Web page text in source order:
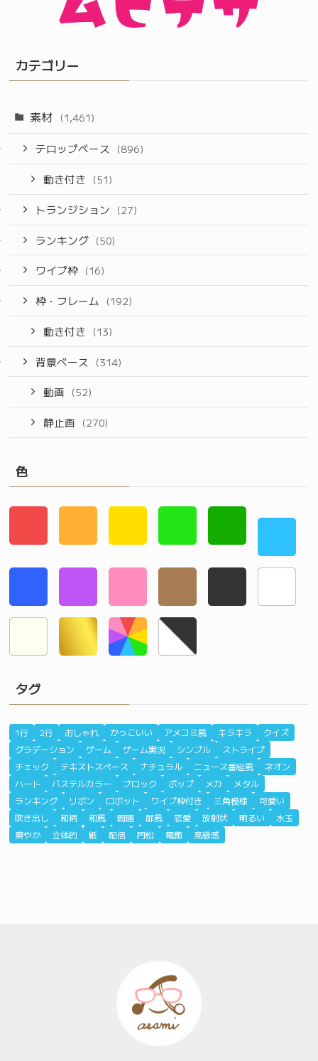
カテゴリー
素材 (1,461)
テロップベース (896)
動き付き (51)
トランジション (27)
ランキング (50)
ワイプ枠 (16)
枠・フレーム (192)
動き付き (13)
背景ベース (314)
動画 (52)
静止画 (270)
色
タグ
1行 2行 おしゃれ かっこいい アメコミ風 キラキラ
クイズ
グラデーション
ゲーム ゲーム実況 シンプル
ストライプ
チェック
テキストスペース ナチュラル ニュース番組風
ネオン
ハート
パステルカラー ブロック ポップ メカ
メタル
ランキング
リボン ロボット ワイプ枠付き 三角模様
可愛い
吹き出し
和柄 和風 問題 屏風 恋愛 放射状 明るい
水玉
爽やか
立体的 紙 配信 門松 電飾 高級感